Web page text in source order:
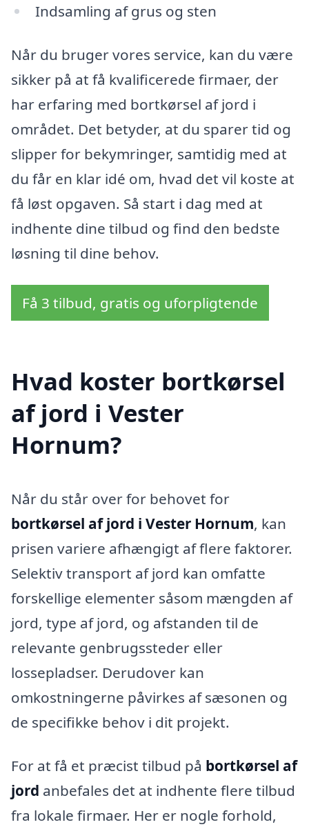
Indsamling af grus og sten
Når du bruger vores service, kan du være
sikker på at få kvalificerede firmaer, der
har erfaring med bortkørsel af jord i
området. Det betyder, at du sparer tid og
slipper for bekymringer, samtidig med at
du får en klar idé om, hvad det vil koste at
få løst opgaven. Så start i dag med at
indhente dine tilbud og find den bedste
løsning til dine behov.
Få 3 tilbud, gratis og uforpligtende
Hvad koster bortkørsel
af jord i Vester
Hornum?
Når du står over for behovet for
bortkørsel af jord i Vester Hornum, kan
prisen variere afhængigt af flere faktorer.
Selektiv transport af jord kan omfatte
forskellige elementer såsom mængden af
jord, type af jord, og afstanden til de
relevante genbrugssteder eller
lossepladser. Derudover kan
omkostningerne påvirkes af sæsonen og
de specifikke behov i dit projekt.
For at få et præcist tilbud på bortkørsel af
jord anbefales det at indhente flere tilbud
fra lokale firmaer. Her er nogle forhold,